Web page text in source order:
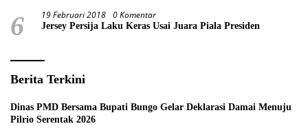
6 19 Februari 2018 0 Komentar
Jersey Persija Laku Keras Usai Juara Piala Presiden
Berita Terkini
Dinas PMD Bersama Bupati Bungo Gelar Deklarasi Damai Menuju
Pilrio Serentak 2026